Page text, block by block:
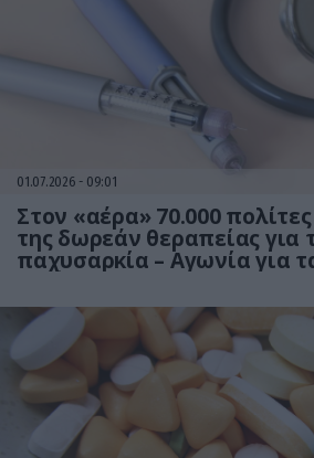
01.07.2026 09:01
Στον «αέρα» 70.000
της δωρεάν θεραπείας για
παχυσαρκία – Αγωνία για